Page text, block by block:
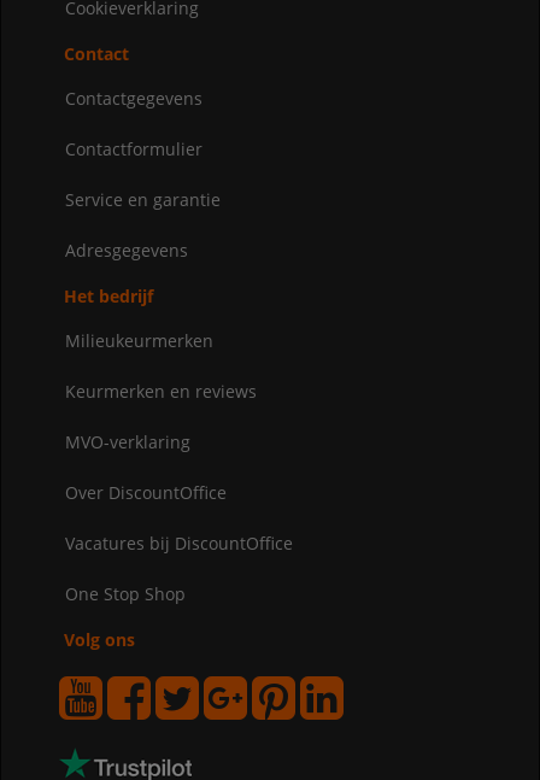
Cookieverklaring
Contact
Contactgegevens
Contactformulier
Service en garantie
Adresgegevens
Het bedrijf
Milieukeurmerken
Keurmerken en reviews
MVO-verklaring
Over DiscountOffice
Vacatures bij DiscountOffice
One Stop Shop
Volg ons